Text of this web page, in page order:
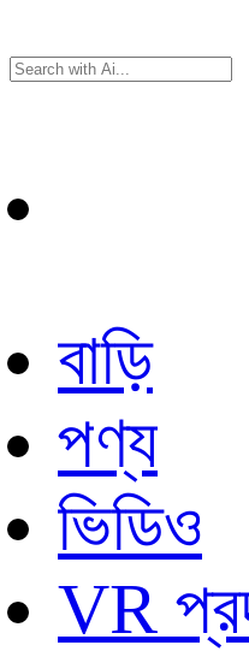
বাড়ি
পণ্য
ভিডিও
VR